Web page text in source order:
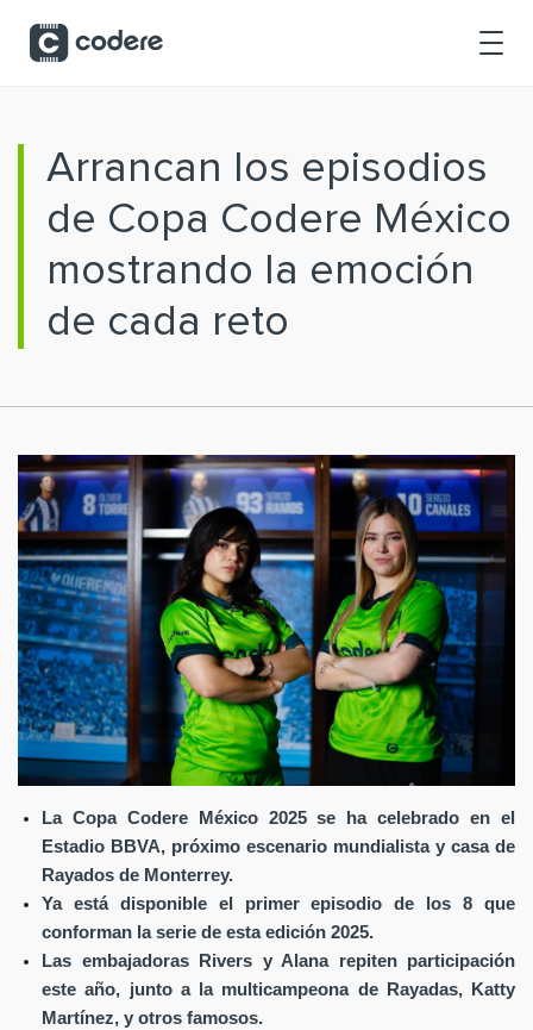
Arrancan los episodios
de Copa Codere México
mostrando la emoción
de cada reto
La Copa Codere México 2025 se ha celebrado en el
Estadio BBVA, próximo escenario mundialista y casa de
Rayados de Monterrey.
Ya está disponible el primer episodio de los 8 que
conforman la serie de esta edición 2025.
Las embajadoras Rivers y Alana repiten participación
este año, junto a la multicampeona de Rayadas, Katty
Martínez, y otros famosos.